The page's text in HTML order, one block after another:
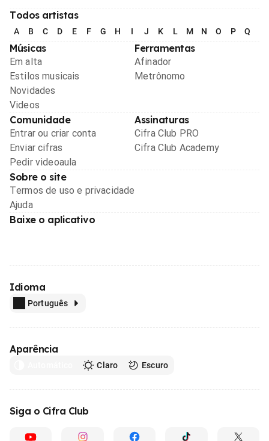
Todos artistas
A B C D E F G H I J K L M N O P Q
Músicas
Em alta
Estilos musicais
Novidades
Videos
Ferramentas
Afinador
Metrônomo
Comunidade
Entrar ou criar conta
Enviar cifras
Pedir videoaula
Assinaturas
Cifra Club PRO
Cifra Club Academy
Sobre o site
Termos de uso e privacidade
Ajuda
Baixe o aplicativo
Idioma
Português
Aparência
Claro Escuro
Siga o Cifra Club